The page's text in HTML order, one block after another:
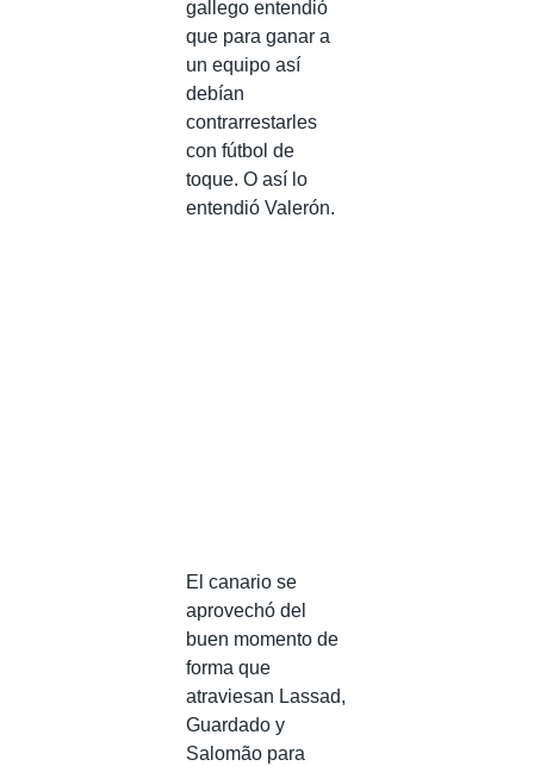
gallego entendió
que para ganar a
un equipo así
debían
contrarrestarles
con fútbol de
toque. O así lo
entendió Valerón.
El canario se
aprovechó del
buen momento de
forma que
atraviesan Lassad,
Guardado y
Salomão para